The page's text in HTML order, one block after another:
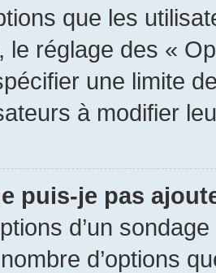
que les
le réglage des «
une limite
à modifier
puis-je pas
d’un
d’options